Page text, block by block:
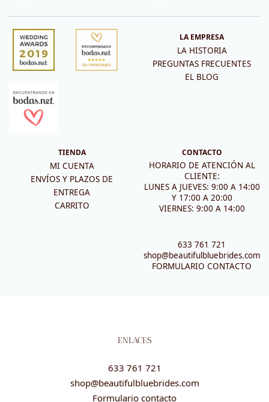
LA EMPRESA
LA HISTORIA
PREGUNTAS FRECUENTES
EL BLOG
TIENDA
MI CUENTA
ENVÍOS Y PLAZOS DE
ENTREGA
CARRITO
CONTACTO
HORARIO DE ATENCIÓN AL
CLIENTE:
LUNES A JUEVES: 9:00 A 14:00
Y 17:00 A 20:00
VIERNES: 9:00 A 14:00
633 761 721
shop@beautifulbluebrides.com
FORMULARIO CONTACTO
ENLACES
633 761 721
shop@beautifulbluebrides.com
Formulario contacto